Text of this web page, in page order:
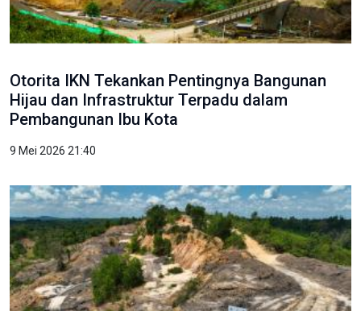
Otorita IKN Tekankan Pentingnya Bangunan
Hijau dan Infrastruktur Terpadu dalam
Pembangunan Ibu Kota
9 Mei 2026 21:40